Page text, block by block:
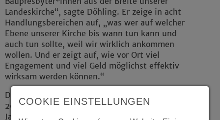
Landeskirche“, sagte Döhling. Er zeige in acht
Handlungsbereichen auf, „was wer auf welcher
Ebene unserer Kirche bis wann tun kann und
auch tun sollte, weil wir wirklich ankommen
wollen. Und er zeigt auf, wie vor Ort viel
Engagement und viel Geld möglichst effektiv
wirksam werden können.“
Der Klimaschutzplan hat eine Laufzeit bis
2027 und wird in aktualisierter Form alle vier
Jahre neu vorgestellt. Die Voraussetzungen für
COOKIE EINSTELLUNGEN